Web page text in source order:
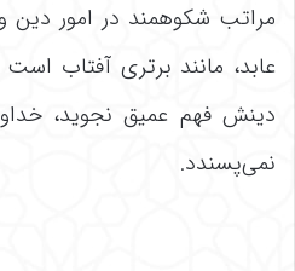
مراتب شکوهمند در امور دین
عابد، مانند برتری آفتاب
دینش فهم عمیق نجوید،
نمی‌پسندد.